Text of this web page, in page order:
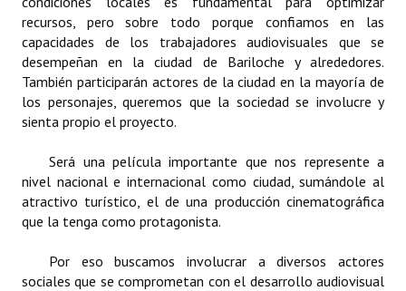
Noticias Destacadas
Registros y Distinciones
Datos Históricos
Premio al Mérito - Registro
Audiencias Públicas - Registro
Mujeres que Dejaron Huellas - Registro
Periodistas Decanos - Registro
Ciudadano Ilustre - Registro
recursos, pero sobre todo porque confiamos en las
capacidades de los trabajadores audiovisuales que se
desempeñan en la ciudad de Bariloche y alrededores.
También participarán actores de la ciudad en la mayoría de
los personajes, queremos que la sociedad se involucre y
sienta propio el proyecto.
Será una película importante que nos represente a
nivel nacional e internacional como ciudad, sumándole al
atractivo turístico, el de una producción cinematográfica
que la tenga como protagonista.
Por eso buscamos involucrar a diversos actores
sociales que se comprometan con el desarrollo audiovisual